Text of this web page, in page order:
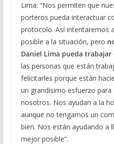
Lima: “Nos permiten que
porteros pueda interactuar
protocolo. Así intentaremos
posible a la situación, pero
Daniel Lima pueda
las personas que están
felicitarles porque están
un grandísimo esfuerzo
nosotros. Nos ayudan a la
aunque no tengamos un
bien. Nos están ayudando a
mejor posible”.